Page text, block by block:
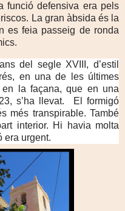
funció defensiva era pels
La gran àbsida és la
es feia passeig de ronda
del segle XVIII, d’estil
en una de les últimes
en la façana, que en una
s’ha llevat.
El formigó
més transpirable. També
interior. Hi havia molta
era urgent.